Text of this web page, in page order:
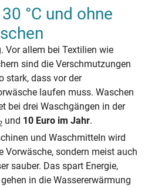
°C und ohne
Vor allem bei Textilien wie
sind die Verschmutzungen
stark, dass vor der
laufen muss. Waschen
bei drei Waschgängen in der
und 10 Euro im Jahr.
und Waschmitteln wird
Vorwäsche, sondern meist auch
sauber. Das spart Energie,
in die Wassererwärmung